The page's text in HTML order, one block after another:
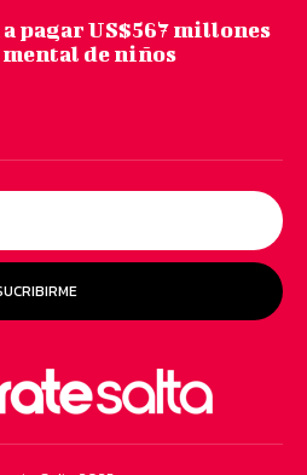
pagar US$567 millones
de niños